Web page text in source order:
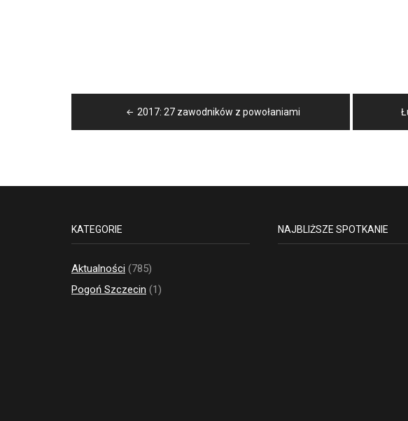
Nawigacja
wpisu
2017: 27 zawodników z powołaniami
KATEGORIE
Aktualności (785)
Pogoń Szczecin (1)
NAJBLIŻSZE SPOTKANIE